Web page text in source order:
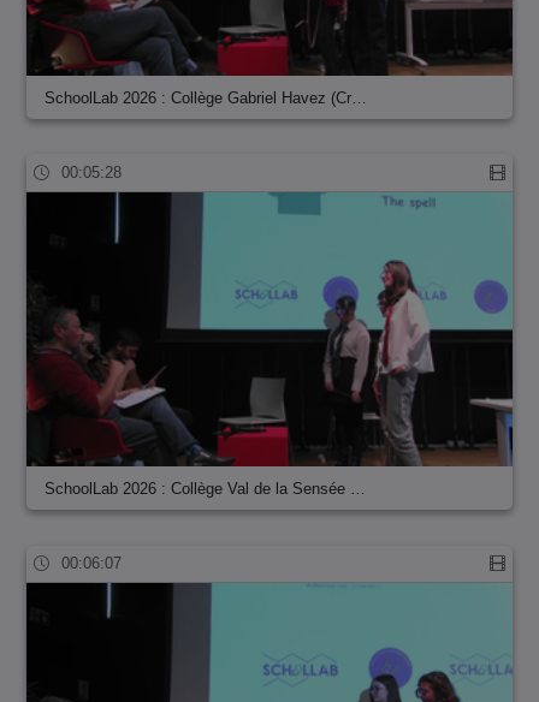
SchoolLab 2026 : Collège Gabriel Havez (Cr…
00:05:28
SchoolLab 2026 : Collège Val de la Sensée …
00:06:07